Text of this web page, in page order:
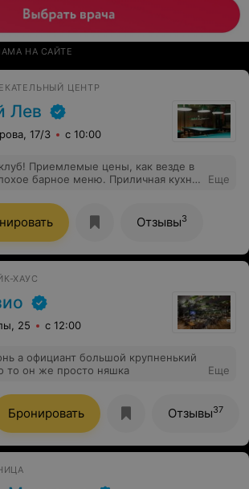
НА САЙТЕ
ЦЕНТР
Лев
17/3 с 10:00
Приемлемые цены, как везде в
барное меню. Приличная кухня.
нельзя, выходить на улицу,
можно засчитать
Еще
Отзывы3
ХАУС
25 с 12:00
а официант большой крупненький
то он же просто няшка
Еще
Бронировать Отзывы37